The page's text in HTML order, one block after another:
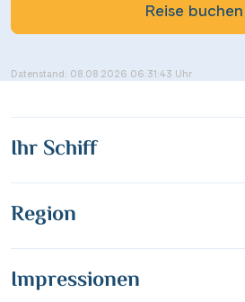
WhatsApp
Link kopieren
Reise buchen
Datenstand: 08.08.2026 06:31:43 Uhr
Ihr Schiff
Region
Impressionen